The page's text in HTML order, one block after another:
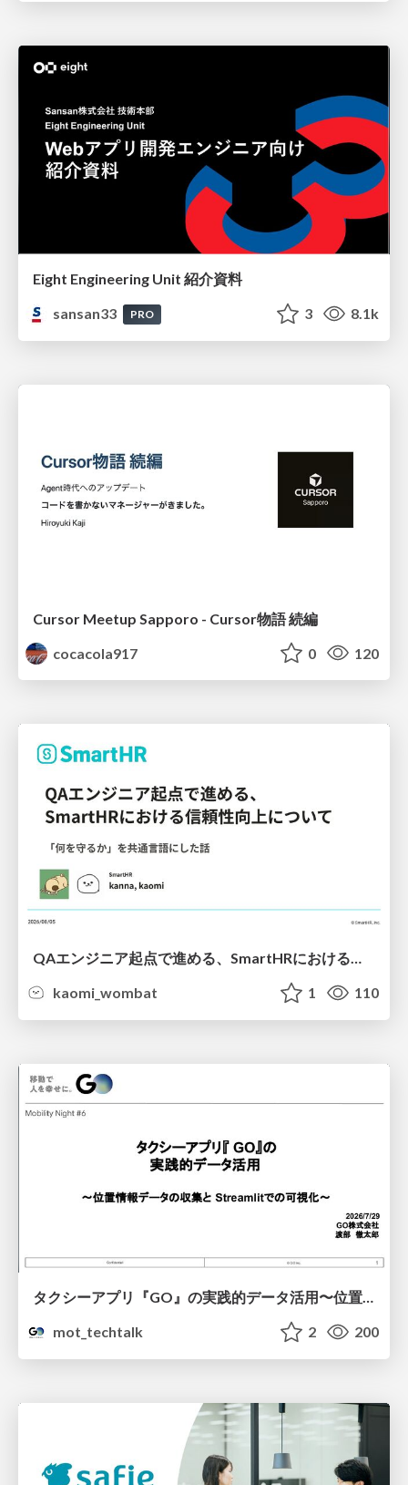
Eight Engineering Unit 紹介資料
sansan33
PRO 3 8.1k
Cursor Meetup Sapporo - Cursor物語 続編
cocacola917
0 120
QAエンジニア起点で進める、SmartHRにおける信頼性向上について
kaomi_wombat
1 110
タクシーアプリ『GO』の実践的データ活用〜位置情報データの収集とStreamlitでの可視化〜
mot_techtalk
2 200